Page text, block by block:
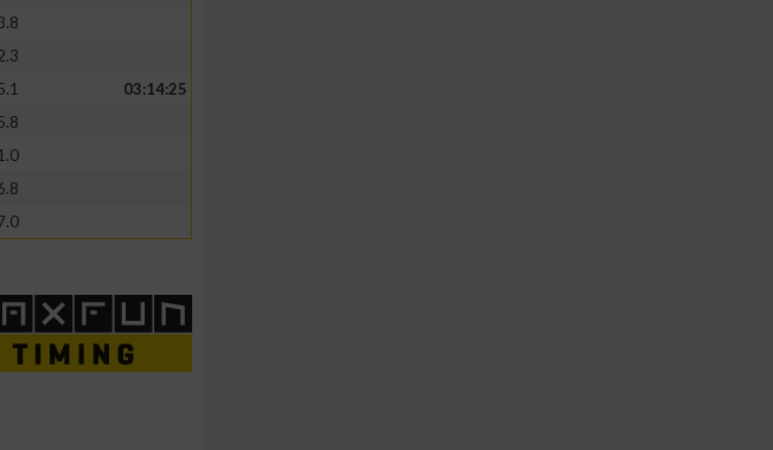
03:14:25